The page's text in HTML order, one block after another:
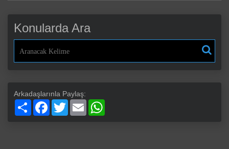
Konularda Ara
Arkadaşlarınla Paylaş:
PaylaşFacebook
TwitterEmail